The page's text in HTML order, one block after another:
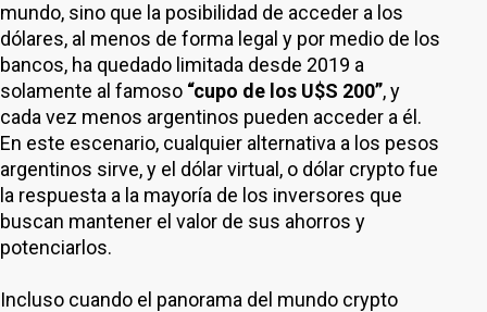
mundo, sino que la posibilidad de acceder a los
dólares, al menos de forma legal y por medio de los
bancos, ha quedado limitada desde 2019 a
solamente al famoso “cupo de los U$S 200”, y
cada vez menos argentinos pueden acceder a él.
En este escenario, cualquier alternativa a los pesos
argentinos sirve, y el dólar virtual, o dólar crypto fue
la respuesta a la mayoría de los inversores que
buscan mantener el valor de sus ahorros y
potenciarlos.
Incluso cuando el panorama del mundo crypto